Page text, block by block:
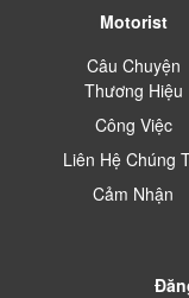
Motorist
Câu Chuyện
Thương Hiệu
Công Việc
Liên Hệ Chúng
Cảm Nhận